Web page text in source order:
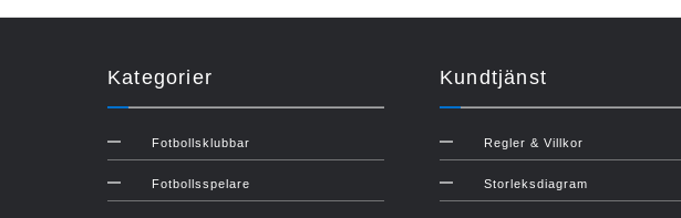
Kategorier
Fotbollsklubbar
Fotbollsspelare
Kundtjänst
Regler & Villkor
Storleksdiagram